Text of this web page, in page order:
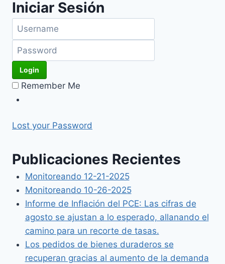
Iniciar Sesión
Remember Me
Lost your Password
Publicaciones Recientes
Monitoreando 12-21-2025
Monitoreando 10-26-2025
Informe de Inflación del PCE: Las cifras de
agosto se ajustan a lo esperado, allanando el
camino para un recorte de tasas.
Los pedidos de bienes duraderos se
recuperan gracias al aumento de la demanda